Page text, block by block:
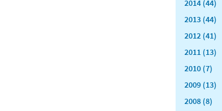
2014 (44)
2013 (44)
2012 (41)
2011 (13)
2010 (7)
2009 (13)
2008 (8)